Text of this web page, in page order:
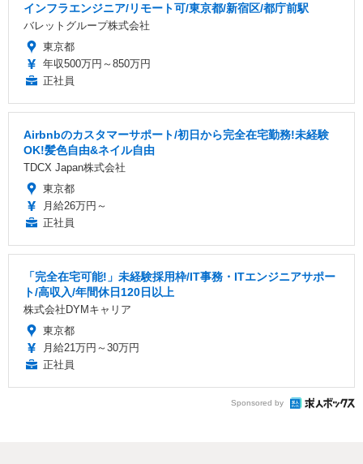
インフラエンジニア/リモート可/東京都/新宿区/都庁前駅
バレットグループ株式会社
東京都
年収500万円～850万円
正社員
Airbnbのカスタマーサポート/初日から完全在宅勤務!未経験
OK!髪色自由&ネイル自由
TDCX Japan株式会社
東京都
月給26万円～
正社員
「完全在宅可能!」未経験採用枠/IT事務・ITエンジニアサポー
ト/高収入/年間休日120日以上
株式会社DYMキャリア
東京都
月給21万円～30万円
正社員
Sponsored by